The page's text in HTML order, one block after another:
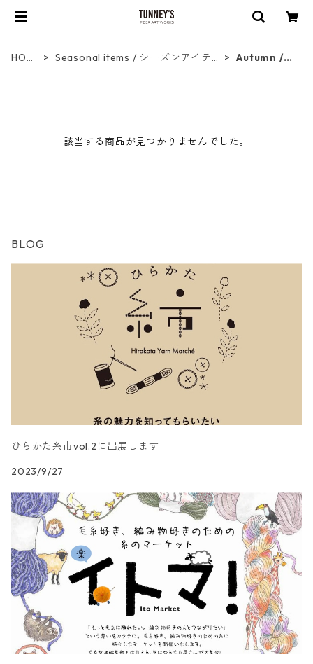
HOM
Seasonal items / シーズンアイテ
Autumn /
該当する商品が見つかりませんでした。
BLOG
ひらかた糸市vol.2に出展します
2023/9/27